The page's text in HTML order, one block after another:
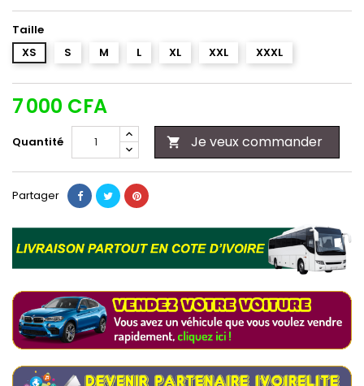
Taille
XS
S M L XL XXL XXXL
7 000 CFA
Quantité  Je veux commander
Partager